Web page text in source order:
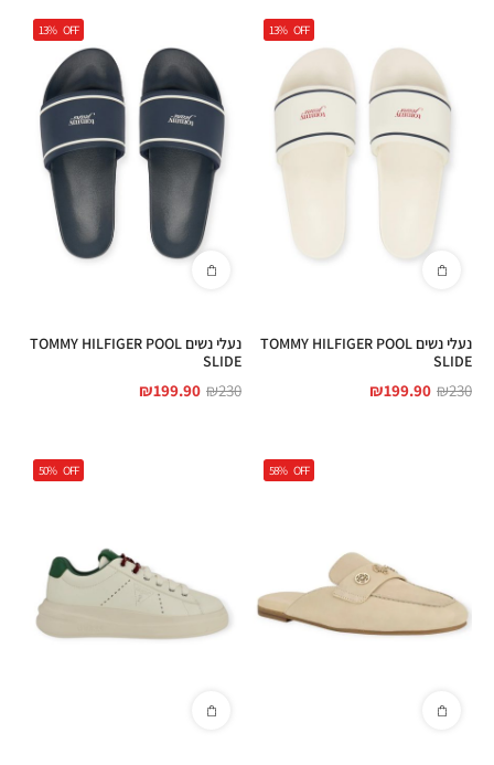
13% OFF
נעלי נשים TOMMY HILFIGER POOL
SLIDE
₪230
₪199.90
13% OFF
נעלי נשים TOMMY HILFIGER POOL
SLIDE
₪230
₪199.90
58% OFF
50% OFF